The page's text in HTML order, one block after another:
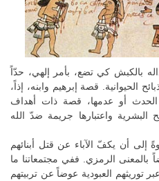
بالكبش كي تضع، بأمر إلهي، حدّاً
الحيوانية. قصة إبرهيم وابنه، إذاً،
أو عدمها، قصة ذات أهداف
البشرية واعتبارها جريمة ضدّ الله
إلى أن يكفّ الآباء عن قتل أبنائهم
الرمزي. ففي مجتمعاتنا ما
توريثهم العبودية عوضاً عن تربيتهم